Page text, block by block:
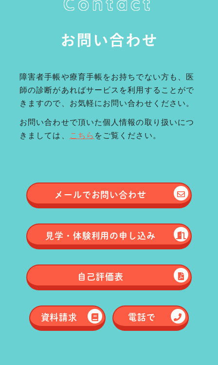
お問い合わせ
障害者手帳や療育手帳をお持ちでない方も、医
師の診断があればサービスを利用することがで
きますので、お気軽にお問い合わせください。
お問い合わせで頂いた個人情報の取り扱いにつ
きましては、
こちら をご覧ください。
メールでお問い合わせ
見学・体験利用の申し込み
自己評価表
資料請求 電話で